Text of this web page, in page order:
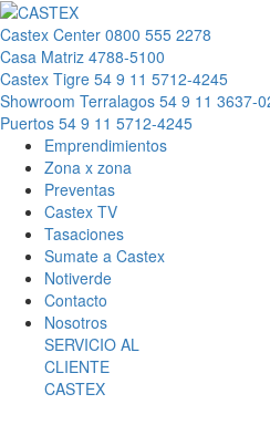
Castex Center 0800 555 2278
Casa Matriz 4788-5100
Castex Tigre 54 9 11 5712-4245
Showroom Terralagos 54 9 11 3637-
Puertos 54 9 11 5712-4245
Emprendimientos
Zona x zona
Preventas
Castex TV
Tasaciones
Sumate a Castex
Notiverde
Contacto
Nosotros
SERVICIO AL
CLIENTE
CASTEX